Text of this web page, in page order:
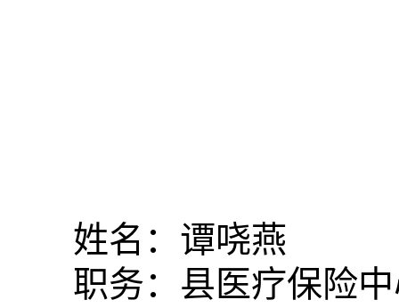
姓名：谭哓燕
职务：县医疗保险